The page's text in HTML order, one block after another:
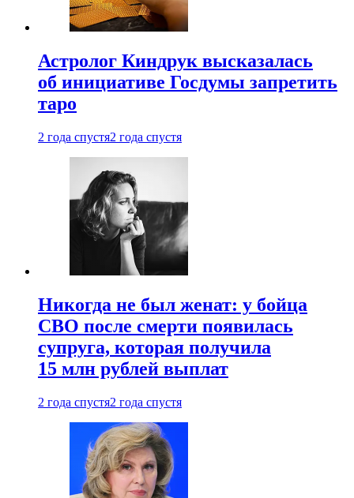
Астролог Киндрук высказалась
об инициативе Госдумы запретить
таро
2 года спустя2 года спустя
Никогда не был женат: у бойца
СВО после смерти появилась
супруга, которая получила
15 млн рублей выплат
2 года спустя2 года спустя